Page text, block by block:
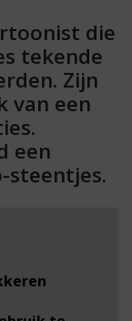
die
tekende
Zijn
van een
een
steentjes.